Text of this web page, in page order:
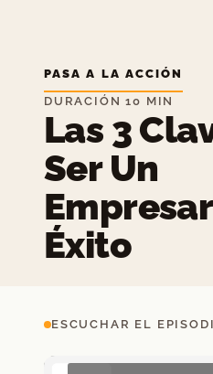
PASA A LA ACCIÓN
DURACIÓN 10 MIN
Las 3
Ser Un
Éxito
ESCUCHAR EL